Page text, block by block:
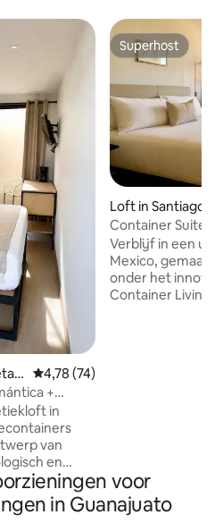
Gemiddelde beoordeling van
4,78 (74)
+
in
van
en
alle
Superhost
Superhost
Loft in Santiago
o
Container Suite.
toegang
Verblijf in een
Mexico, gemaakt
onder het
Container Living.
voor
in Guanajuato